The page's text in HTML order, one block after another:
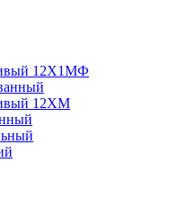
12Х1МФ
12ХМ